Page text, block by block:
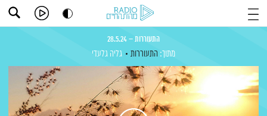
התעוררות – 28.5.24
מתוך: התעוררות גליה גלעדי